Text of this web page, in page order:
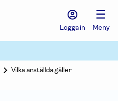
Logga in
☰
Meny
Vilka anställda gäller